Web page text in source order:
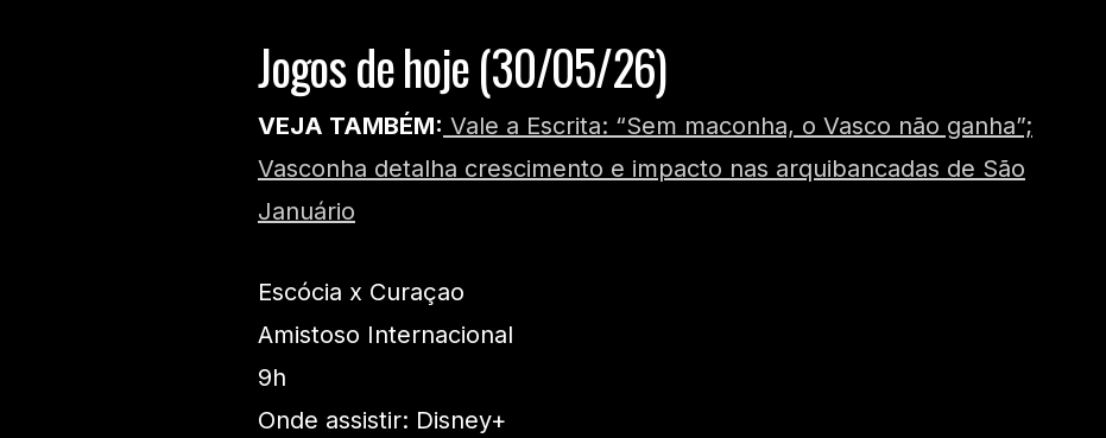
Jogos de hoje (30/05/26)
VEJA TAMBÉM: Vale a Escrita: “Sem maconha, o Vasco não ganha”;
Vasconha detalha crescimento e impacto nas arquibancadas de São
Januário
Escócia x Curaçao
Amistoso Internacional
9h
Onde assistir: Disney+